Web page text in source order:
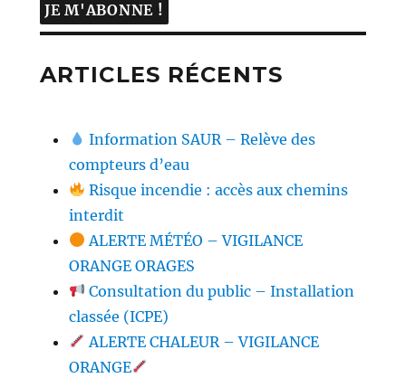
ARTICLES RÉCENTS
Information SAUR – Relève des
compteurs d’eau
Risque incendie : accès aux chemins
interdit
ALERTE MÉTÉO – VIGILANCE
ORANGE ORAGES
Consultation du public – Installation
classée (ICPE)
ALERTE CHALEUR – VIGILANCE
ORANGE